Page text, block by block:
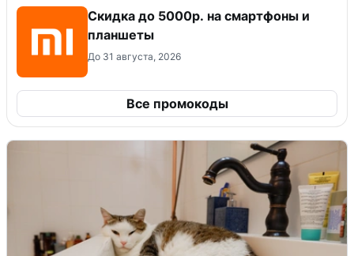
Скидка до 5000р. на смартфоны и
планшеты
До 31 августа, 2026
Все промокоды